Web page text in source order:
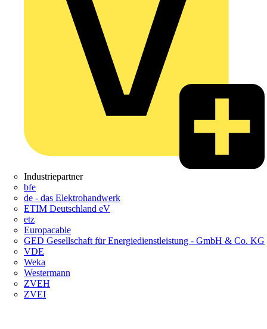
Industriepartner
bfe
de - das Elektrohandwerk
ETIM Deutschland eV
etz
Europacable
GED Gesellschaft für Energiedienstleistung - GmbH & Co. KG
VDE
Weka
Westermann
ZVEH
ZVEI